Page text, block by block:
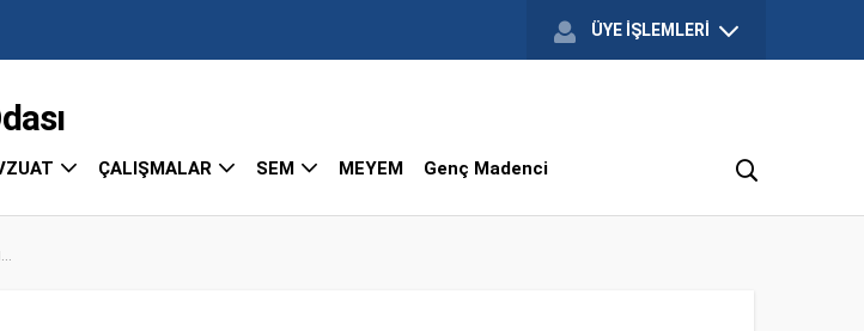
ÜYE İŞLEMLERİ
ÇALIŞMALAR SEM MEYEM Genç Madenci